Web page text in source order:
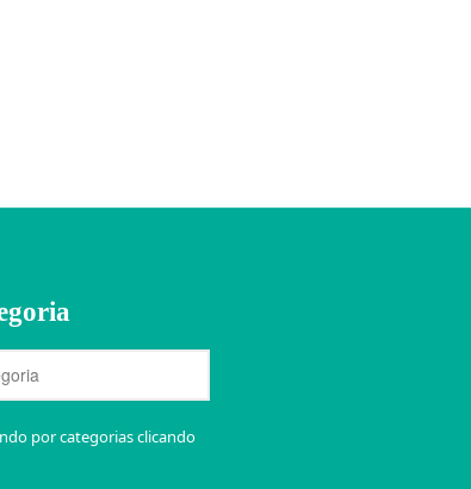
por categorias clicando